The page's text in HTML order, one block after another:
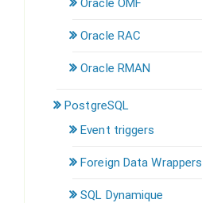
Oracle OMF
Oracle RAC
Oracle RMAN
PostgreSQL
Event triggers
Foreign Data Wrappers
SQL Dynamique